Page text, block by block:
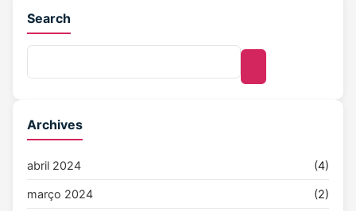
Search
Archives
abril 2024 (4)
março 2024 (2)